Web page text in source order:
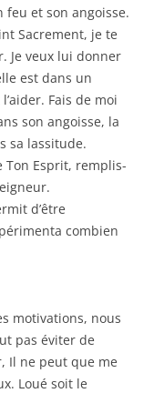
feu et son angoisse.
Sacrement, je te
Je veux lui donner
est dans un
Fais de moi
son angoisse, la
sa lassitude.
Ton Esprit, remplis-
d’être
combien
motivations, nous
pas éviter de
Il ne peut que me
Loué soit le